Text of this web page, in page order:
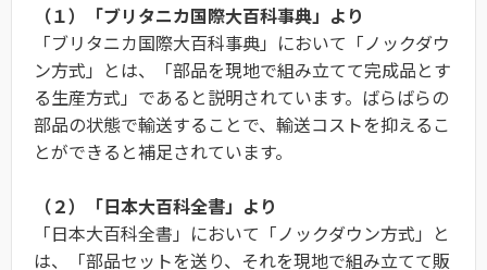
（１）「ブリタニカ国際大百科事典」より
「ブリタニカ国際大百科事典」において「ノックダウ
ン方式」とは、「部品を現地で組み立てて完成品とす
る生産方式」であると説明されています。ばらばらの
部品の状態で輸送することで、輸送コストを抑えるこ
とができると補足されています。
（２）「日本大百科全書」より
「日本大百科全書」において「ノックダウン方式」と
は、「部品セットを送り、それを現地で組み立てて販